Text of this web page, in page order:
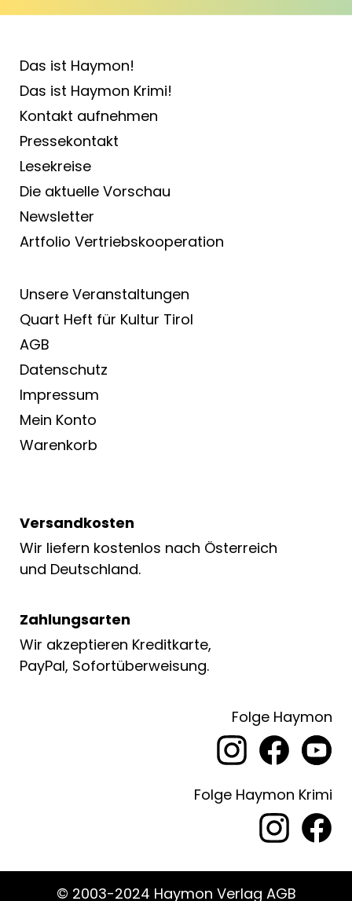
Das ist Haymon!
Das ist Haymon Krimi!
Kontakt aufnehmen
Pressekontakt
Lesekreise
Die aktuelle Vorschau
Newsletter
Artfolio Vertriebs­kooperation
Unsere Veranstaltungen
Quart Heft für Kultur Tirol
AGB
Datenschutz
Impressum
Mein Konto
Warenkorb
Versandkosten
Wir liefern kostenlos nach Österreich
und Deutschland.
Zahlungsarten
Wir akzeptieren Kreditkarte,
PayPal, Sofortüberweisung.
Folge Haymon
Folge Haymon Krimi
© 2003-2024 Haymon Verlag AGB